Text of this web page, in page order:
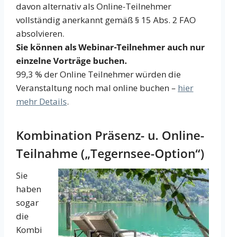
davon alternativ als Online-Teilnehmer
vollständig anerkannt gemäß § 15 Abs. 2 FAO
absolvieren.
Sie können als Webinar-Teilnehmer auch nur
einzelne Vorträge buchen.
99,3 % der Online Teilnehmer würden die
Veranstaltung noch mal online buchen – hier
mehr Details.
Kombination Präsenz- u. Online-
Teilnahme („Tegernsee-Option“)
Sie
haben
sogar
die
Kombi